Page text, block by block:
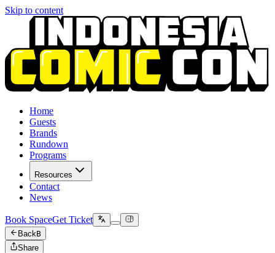
Skip to content
Home
Guests
Brands
Rundown
Programs
Resources
Contact
News
Book SpaceGet Ticket
BackB
Share